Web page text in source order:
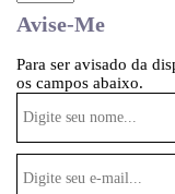
Avise-Me
Para ser avisado da
os campos abaixo.